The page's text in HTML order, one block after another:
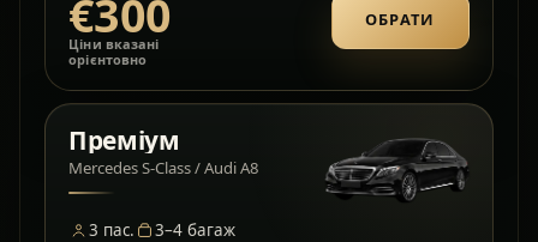
€300
Ціни вказані
орієнтовно
ОБРАТИ
Преміум
Mercedes S-Class / Audi A8
3 пас. 3–4 багаж